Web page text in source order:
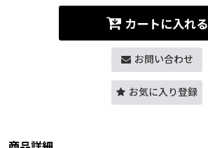
カートに入れる
お問い合わせ
お気に入り登録